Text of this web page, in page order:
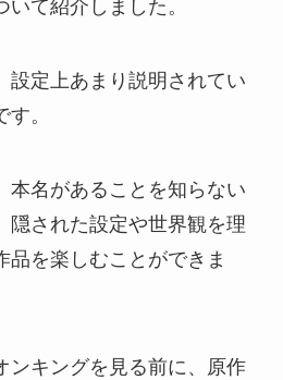
て紹介しました。
設定上あまり説明されてい
。
本名があることを知らない
隠された設定や世界観を理
品を楽しむことができま
ンキングを見る前に、原作